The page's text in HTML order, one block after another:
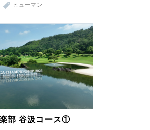
ヒューマン
部 谷汲コース①